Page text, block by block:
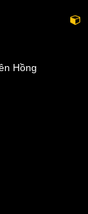
Hồng